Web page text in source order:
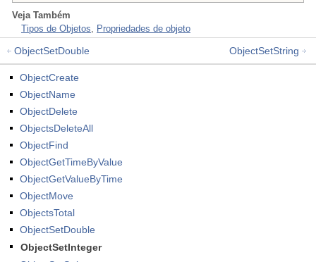
Veja Também
Tipos de Objetos, Propriedades de objeto
ObjectSetDouble ObjectSetString
ObjectCreate
ObjectName
ObjectDelete
ObjectsDeleteAll
ObjectFind
ObjectGetTimeByValue
ObjectGetValueByTime
ObjectMove
ObjectsTotal
ObjectSetDouble
ObjectSetInteger